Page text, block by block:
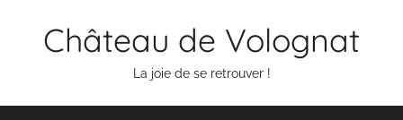
Château de Volognat
La joie de se retrouver !